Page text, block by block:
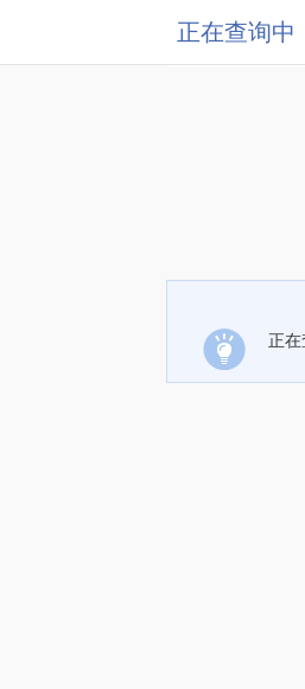
正在查询中
正在